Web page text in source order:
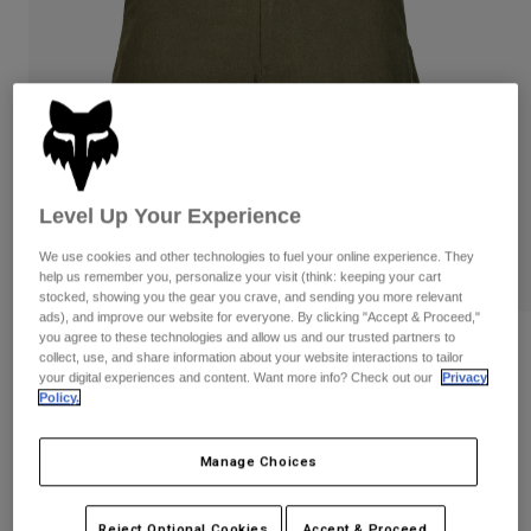
Byxor
Shorts
Jackor
Handskar
Skydd
Goggles
Reservdelar
Byxor
Handskar
Jackor
Goggles
Strumpor
Väskor & tillbehör
Women
T-Shirts & Tops
Hoodies och pullovers
Jackor
Byxor & Shorts
Shirts
Visa alla
Sockor
Visa alla
Moto
Hjälmar
Jerseys
Pants
Botas
Goggles
Recensioner
Essex Tech Stretch Hybrid Shorts
Produktnummer32305
Price reduced from
799 krto519,35 kr 35% OFF
Level Up Your Experience
We use cookies and other technologies to fuel your online experience. They
help us remember you, personalize your visit (think: keeping your cart
stocked, showing you the gear you crave, and sending you more relevant
ads), and improve our website for everyone. By clicking "Accept & Proceed,"
you agree to these technologies and allow us and our trusted partners to
collect, use, and share information about your website interactions to tailor
your digital experiences and content. Want more info? Check out our
Privacy
Policy.
Manage Choices